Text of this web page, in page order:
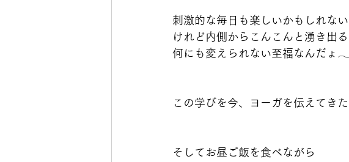
刺激的な毎日も楽しいかもしれない
けれど内側からこんこんと湧き出
何にも変えられない至福なんだょ
この学びを今、ヨーガを伝えてき
そしてお昼ご飯を食べながら